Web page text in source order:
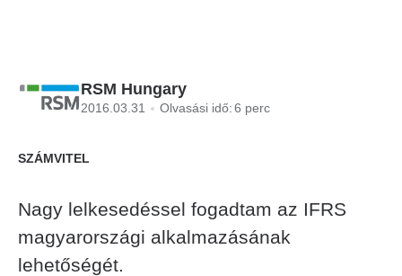
RSM Hungary
2016.03.31 Olvasási idő:6 perc
SZÁMVITEL
Nagy lelkesedéssel fogadtam az IFRS
magyarországi alkalmazásának
lehetőségét.